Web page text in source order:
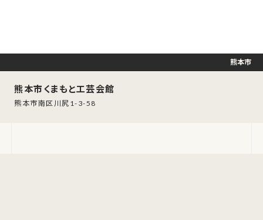
熊本市くまもと工芸会館
熊本市南区川尻1-3-58
熊本市